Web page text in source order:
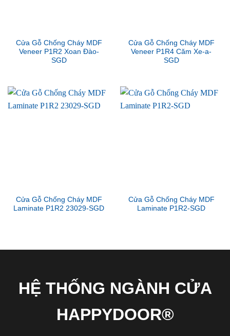
Cửa Gỗ Chống Cháy MDF
Veneer P1R2 Xoan Đào-
SGD
Cửa Gỗ Chống Cháy MDF
Veneer P1R4 Căm Xe-a-
SGD
Cửa Gỗ Chống Cháy MDF
Laminate P1R2 23029-SGD
Cửa Gỗ Chống Cháy MDF
Laminate P1R2-SGD
HỆ THỐNG NGÀNH CỬA
HAPPYDOOR®